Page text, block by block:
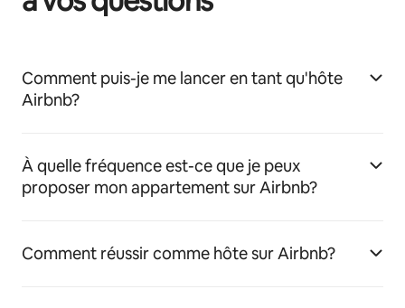
Comment puis-je me lancer en tant qu'hôte
Airbnb?
À quelle fréquence est-ce que je peux
proposer mon appartement sur Airbnb?
Comment réussir comme hôte sur Airbnb?